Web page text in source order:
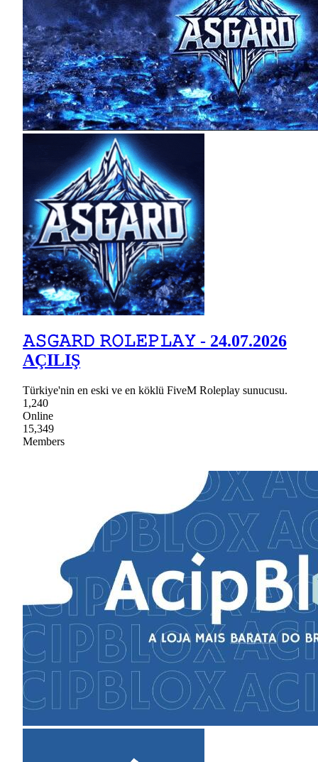
𝙰𝚂𝙶𝙰𝚁𝙳 𝚁𝙾𝙻𝙴𝙿𝙻𝙰𝚈 - 24.07.2026
AÇILIŞ
Türkiye'nin en eski ve en köklü FiveM Roleplay sunucusu.
1,240
Online
15,349
Members